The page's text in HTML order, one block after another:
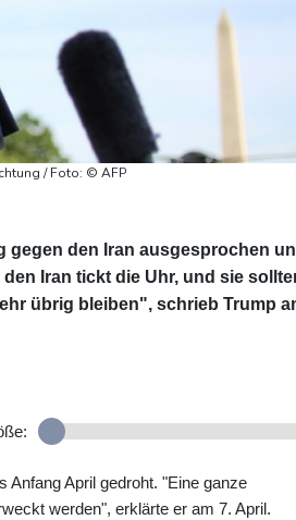
/ Foto: © AFP
gegen den Iran ausgesprochen
Iran tickt die Uhr, und sie
übrig bleiben", schrieb Trump
Anfang April gedroht. "Eine ganze
werden", erklärte er am 7. April.